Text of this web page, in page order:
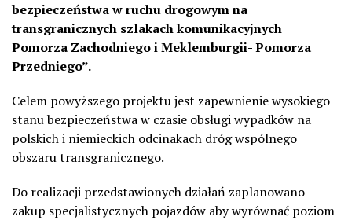
bezpieczeństwa w ruchu drogowym na
transgranicznych szlakach komunikacyjnych
Pomorza Zachodniego i Meklemburgii- Pomorza
Przedniego”.
Celem powyższego projektu jest zapewnienie wysokiego
stanu bezpieczeństwa w czasie obsługi wypadków na
polskich i niemieckich odcinakach dróg wspólnego
obszaru transgranicznego.
Do realizacji przedstawionych działań zaplanowano
zakup specjalistycznych pojazdów aby wyrównać poziom